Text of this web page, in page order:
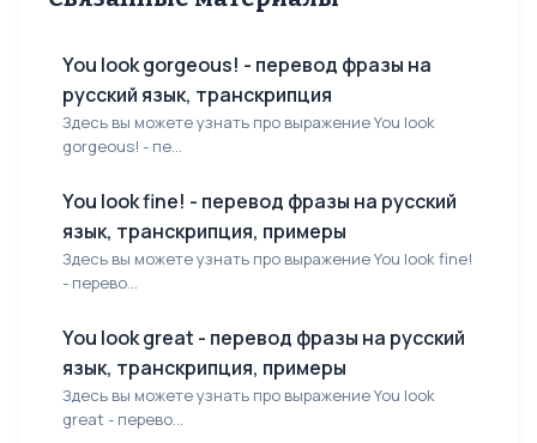
You look gorgeous! - перевод фразы на
русский язык, транскрипция
Здесь вы можете узнать про выражение You look
gorgeous! - пе...
You look fine! - перевод фразы на русский
язык, транскрипция, примеры
Здесь вы можете узнать про выражение You look fine!
- перево...
You look great - перевод фразы на русский
язык, транскрипция, примеры
Здесь вы можете узнать про выражение You look
great - перево...